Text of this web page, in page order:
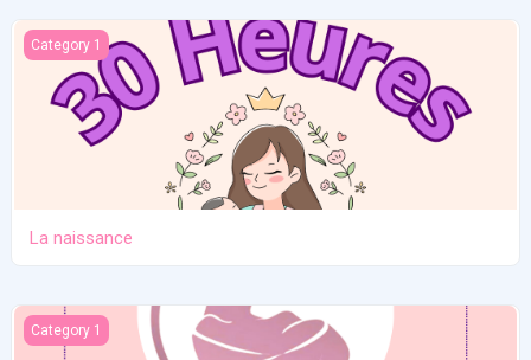
La naissance
Category 1
La naissance
Bienvenue! ouvrez pour découvrir svp
Category 1